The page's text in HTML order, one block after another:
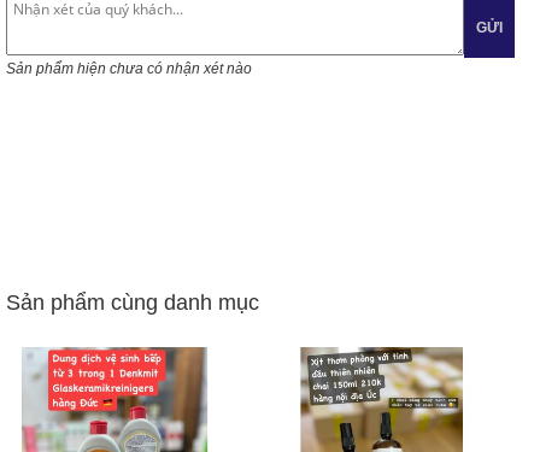
GỬI
Sản phẩm hiện chưa có nhận xét nào
Sản phẩm cùng danh mục